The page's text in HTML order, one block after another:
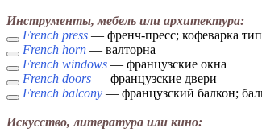
Инструменты, мебель или архитектура:
French press — френч-пресс; кофеварка
French horn — валторна
French windows — французские окна
French doors — французские двери
French balcony — французский балкон;
Искусство, литература или кино: